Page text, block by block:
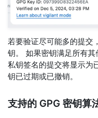
若要验证尽可能多的提交
钥。 如果密钥满足所有
私钥签名的提交将显示为
钥已过期或已撤销。
支持的 GPG 密钥算